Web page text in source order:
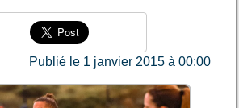
Publié le 1 janvier 2015 à 00:00